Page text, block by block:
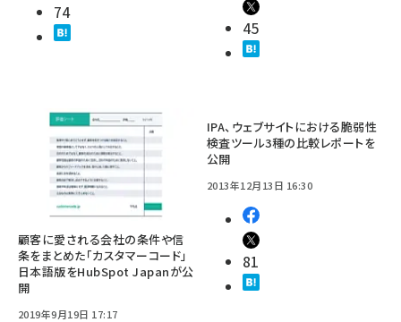
74
45
顧客に愛される会社の条件や信
条をまとめた「カスタマーコード」
日本語版をHubSpot Japanが公
開
2019年9月19日 17:17
IPA、ウェブサイトにおける脆弱性
検査ツール3種の比較レポートを
公開
2013年12月13日 16:30
81